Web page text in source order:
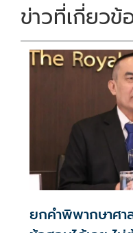
ข่าวที่เกี่ยวข้
ยกคำพิพากษาศ